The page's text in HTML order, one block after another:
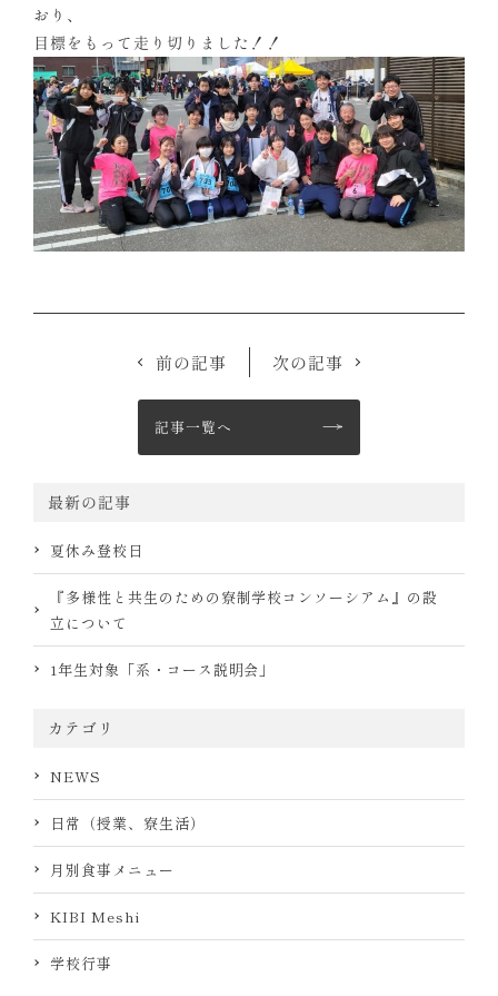
最新の記事
夏休み登校日
『多様性と共生のための寮制学校コンソーシアム』の設
立について
1年生対象「系・コース説明会」
カテゴリ
NEWS
日常（授業、寮生活）
月別食事メニュー
KIBI Meshi
学校行事
おり、
目標をもって走り切りました！！
記事一覧へ
前の記事 次の記事